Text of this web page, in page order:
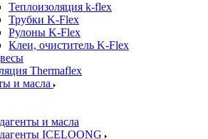
Теплоизоляция k-flex
Трубки K-Flex
Рулоны K-Flex
Клеи, очиститель K-Flex
Thermaflex
и масла
и масла
ICELOONG